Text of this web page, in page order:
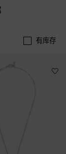
有库存